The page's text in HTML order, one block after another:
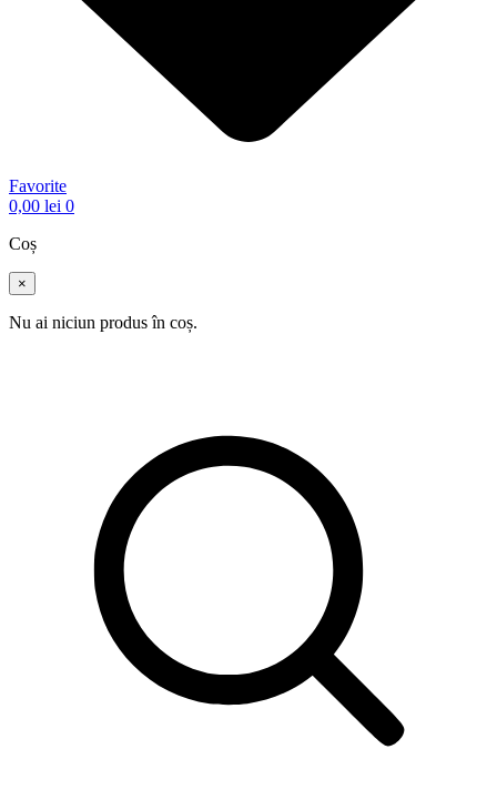
Favorite
0,00 lei 0
Coș
×
Nu ai niciun produs în coș.